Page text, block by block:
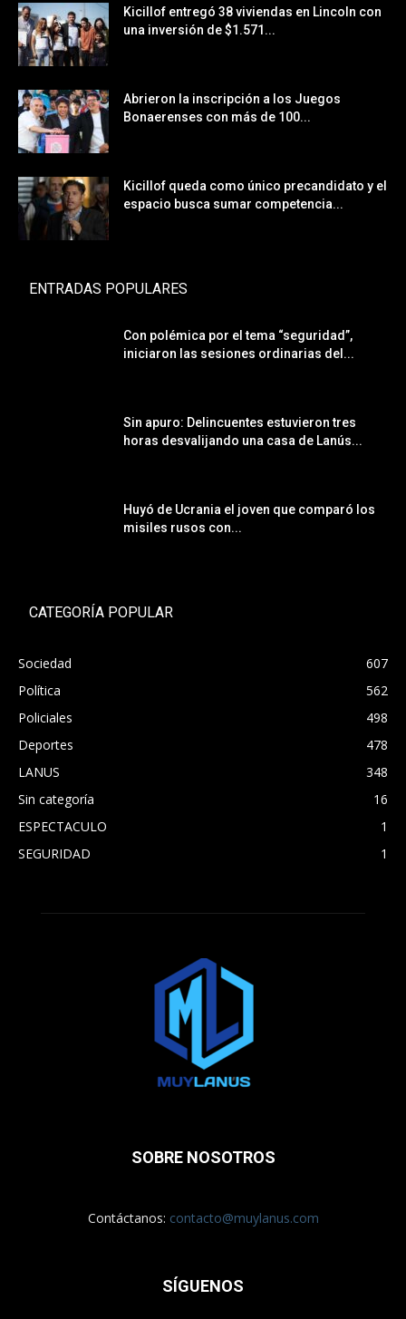
Kicillof entregó 38 viviendas en Lincoln con
una inversión de $1.571...
Abrieron la inscripción a los Juegos
Bonaerenses con más de 100...
Kicillof queda como único precandidato y el
espacio busca sumar competencia...
ENTRADAS POPULARES
Con polémica por el tema “seguridad”,
iniciaron las sesiones ordinarias del...
Sin apuro: Delincuentes estuvieron tres
horas desvalijando una casa de Lanús...
Huyó de Ucrania el joven que comparó los
misiles rusos con...
CATEGORÍA POPULAR
Sociedad
607
Política
562
Policiales
498
Deportes
478
LANUS
348
Sin categoría
16
ESPECTACULO
1
SEGURIDAD
1
SOBRE NOSOTROS
Contáctanos: contacto@muylanus.com
SÍGUENOS